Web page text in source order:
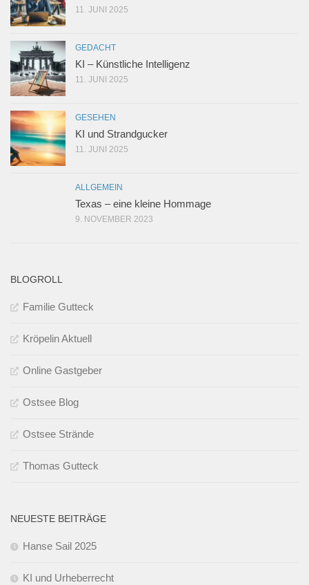
11. JUNI 2025
GEDACHT
KI – Künstliche Intelligenz
11. JUNI 2025
GESEHEN
KI und Strandgucker
11. JUNI 2025
ALLGEMEIN
Texas – eine kleine Hommage
9. NOVEMBER 2023
BLOGROLL
Familie Gutteck
Kröpelin Aktuell
Online Gastgeber
Ostsee Blog
Ostsee Strände
Thomas Gutteck
NEUESTE BEITRÄGE
Hanse Sail 2025
KI und Urheberrecht